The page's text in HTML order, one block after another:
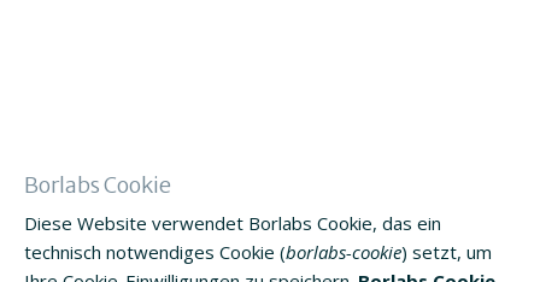
Borlabs Cookie
Diese Website verwendet Borlabs Cookie, das ein
technisch notwendiges Cookie (borlabs-cookie) setzt, um